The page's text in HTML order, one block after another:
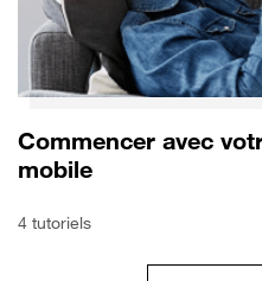
Commencer avec
mobile
4 tutoriels